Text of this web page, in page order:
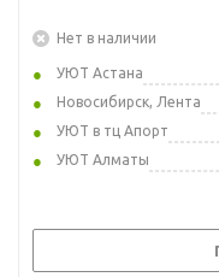
Нет в наличии
УЮТ Астана
Новосибирск, Лента
УЮТ в тц Апорт
УЮТ Алматы